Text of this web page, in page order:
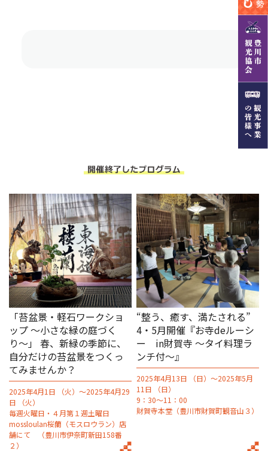
「苔盆景・軽石ワークショ
ップ 〜小さな緑の庭づく
り〜」 春、新緑の季節に、
自分だけの苔盆景をつくっ
てみませんか？
2025年4月1日 （火）～2025年4月29
日 （火）
毎週火曜日・４月第１週土曜日
mossloulan桜蘭（モスロウラン）店
舗にて （豊川市伊奈町新田158番
２）
“整う、癒す、満たされる”
4・5月開催『お寺deルーシ
ー in財賀寺 〜タイ料理ラ
ンチ付～』
2025年4月13日 （日）～2025年5月
11日 （日）
9：30～11：00
財賀寺本堂（豊川市財賀町観音山３）